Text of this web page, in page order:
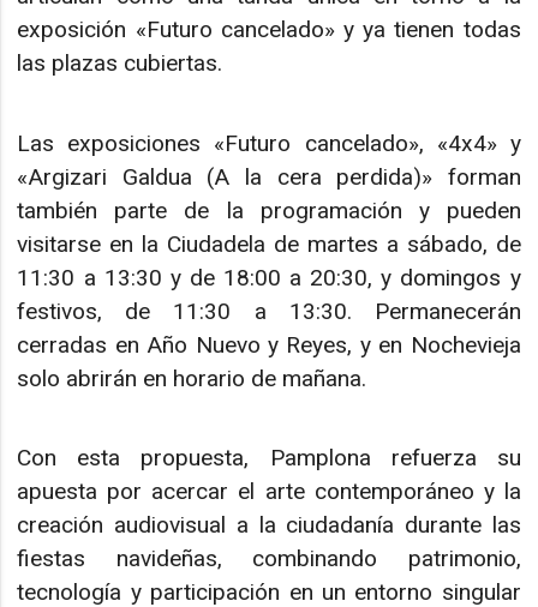
exposición «Futuro cancelado» y ya tienen todas
las plazas cubiertas.
Las exposiciones «Futuro cancelado», «4x4» y
«Argizari Galdua (A la cera perdida)» forman
también parte de la programación y pueden
visitarse en la Ciudadela de martes a sábado, de
11:30 a 13:30 y de 18:00 a 20:30, y domingos y
festivos, de 11:30 a 13:30. Permanecerán
cerradas en Año Nuevo y Reyes, y en Nochevieja
solo abrirán en horario de mañana.
Con esta propuesta, Pamplona refuerza su
apuesta por acercar el arte contemporáneo y la
creación audiovisual a la ciudadanía durante las
fiestas navideñas, combinando patrimonio,
tecnología y participación en un entorno singular